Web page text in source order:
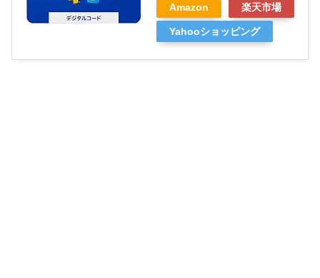
Amazon 楽天市場
Yahooショッピング